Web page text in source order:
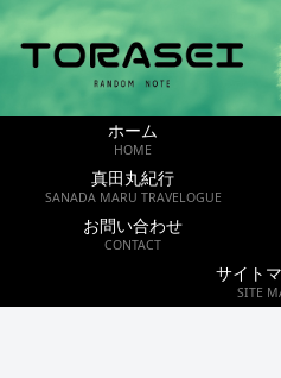
ホーム
HOME
真田丸紀行
SANADA MARU TRAVELOGUE
お問い合わせ
CONTACT
サイト
SITE